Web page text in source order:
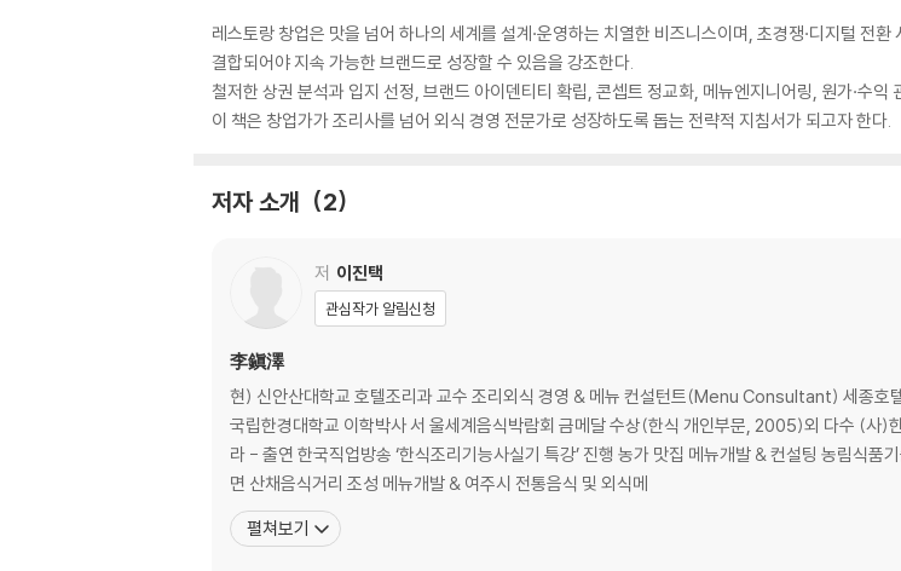
레스토랑 창업은 맛을 넘어 하나의 세계를 설계·운영하는 치열한 비즈니스이며, 초경쟁·디지털 전
결합되어야 지속 가능한 브랜드로 성장할 수 있음을 강조한다.
철저한 상권 분석과 입지 선정, 브랜드 아이덴티티 확립, 콘셉트 정교화, 메뉴엔지니어링, 원가·수
이 책은 창업가가 조리사를 넘어 외식 경영 전문가로 성장하도록 돕는 전략적 지침서가 되고자 한다.
저자 소개 2
저 이진택
관심작가 알림신청
李鎭澤
현) 신안산대학교 호텔조리과 교수 조리외식 경영 & 메뉴 컨설턴트(Menu Consultant) 세종
국립한경대학교 이학박사 서 울세계음식박람회 금메달 수상(한식 개인부문, 2005)외 다수 (사)
라 - 출연 한국직업방송 ‘한식조리기능사실기 특강’ 진행 농가 맛집 메뉴개발 & 컨설팅 농림식
면 산채음식거리 조성 메뉴개발 & 여주시 전통음식 및 외식메
펼쳐보기